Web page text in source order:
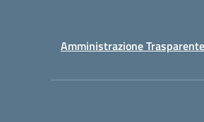
Amministrazione Trasparente